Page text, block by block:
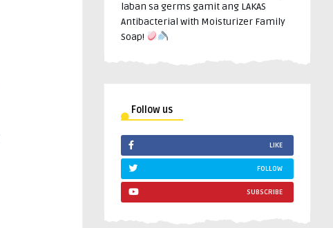
laban sa germs gamit ang LAKAS
Antibacterial with Moisturizer Family
Soap!
Follow us
LIKE
FOLLOW
SUBSCRIBE